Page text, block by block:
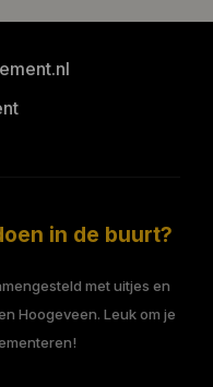
in de buurt?
met uitjes en
Hoogeveen. Leuk om je